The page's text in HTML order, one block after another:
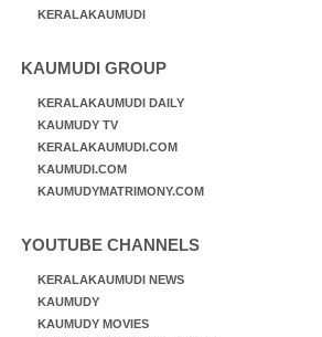
KERALAKAUMUDI
KAUMUDI GROUP
KERALAKAUMUDI DAILY
KAUMUDY TV
KERALAKAUMUDI.COM
KAUMUDI.COM
KAUMUDYMATRIMONY.COM
YOUTUBE CHANNELS
KERALAKAUMUDI NEWS
KAUMUDY
KAUMUDY MOVIES